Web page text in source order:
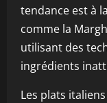
tendance est à
comme la
utilisant des
ingrédients
Les plats